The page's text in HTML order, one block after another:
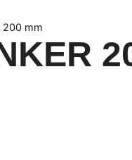
200 mm